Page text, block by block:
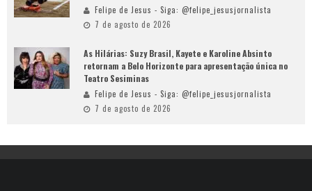
Felipe de Jesus - Siga: @felipe_jesusjornalista
7 de agosto de 2026
As Hilárias: Suzy Brasil, Kayete e Karoline Absinto
retornam a Belo Horizonte para apresentação única no
Teatro Sesiminas
Felipe de Jesus - Siga: @felipe_jesusjornalista
7 de agosto de 2026